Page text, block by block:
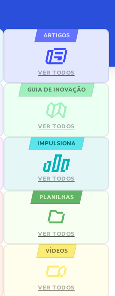
ARTIGOS
VER TODOS
GUIA DE INOVAÇÃO
VER TODOS
IMPULSIONA
VER TODOS
PLANILHAS
VER TODOS
VÍDEOS
VER TODOS